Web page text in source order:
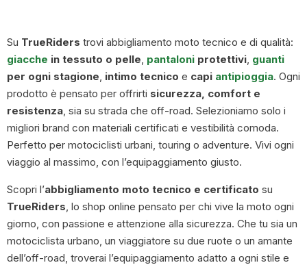
Su TrueRiders trovi abbigliamento moto tecnico e di qualità:
giacche in tessuto o pelle, pantaloni protettivi, guanti
per ogni stagione, intimo tecnico e capi antipioggia. Ogni
prodotto è pensato per offrirti sicurezza, comfort e
resistenza, sia su strada che off-road. Selezioniamo solo i
migliori brand con materiali certificati e vestibilità comoda.
Perfetto per motociclisti urbani, touring o adventure. Vivi ogni
viaggio al massimo, con l’equipaggiamento giusto.
Scopri l’abbigliamento moto tecnico e certificato su
TrueRiders, lo shop online pensato per chi vive la moto ogni
giorno, con passione e attenzione alla sicurezza. Che tu sia un
motociclista urbano, un viaggiatore su due ruote o un amante
dell’off-road, troverai l’equipaggiamento adatto a ogni stile e